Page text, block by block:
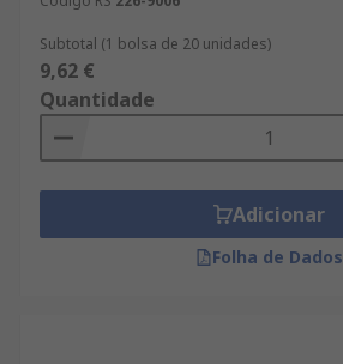
Subtotal (1 bolsa de 20 unidades)
9,62 €
Quantidade
Adicionar
Folha de Dados